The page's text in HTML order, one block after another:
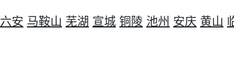
六安 马鞍山 芜湖 宣城 铜陵 池州 安庆 黄山